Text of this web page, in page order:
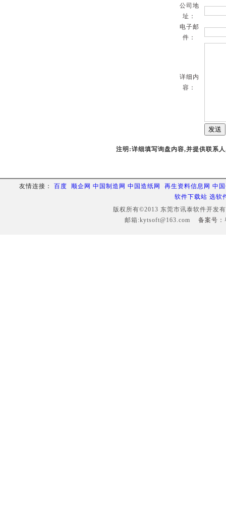
公司地
址：
电子邮
件：
详细内
容：
注明:详细填写询盘内容,并提供联系
友情连接： 百度 顺企网 中国制造网 中国造纸网 再生资料信息网 中
软件下载站 选软
版权所有©2013 东莞市讯泰软件开
邮箱:kytsoft@163.com 备案号：